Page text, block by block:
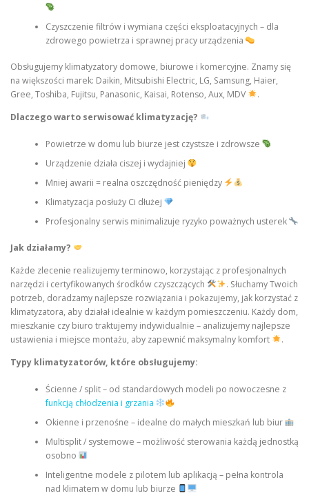
Czyszczenie filtrów i wymiana części eksploatacyjnych – dla
zdrowego powietrza i sprawnej pracy urządzenia
Obsługujemy klimatyzatory domowe, biurowe i komercyjne. Znamy się
na większości marek: Daikin, Mitsubishi Electric, LG, Samsung, Haier,
Gree, Toshiba, Fujitsu, Panasonic, Kaisai, Rotenso, Aux, MDV
.
Dlaczego warto serwisować klimatyzację?
Powietrze w domu lub biurze jest czystsze i zdrowsze
Urządzenie działa ciszej i wydajniej
Mniej awarii = realna oszczędność pieniędzy
Klimatyzacja posłuży Ci dłużej
Profesjonalny serwis minimalizuje ryzyko poważnych usterek
Jak działamy?
Każde zlecenie realizujemy terminowo, korzystając z profesjonalnych
narzędzi i certyfikowanych środków czyszczących
. Słuchamy Twoich
potrzeb, doradzamy najlepsze rozwiązania i pokazujemy, jak korzystać z
klimatyzatora, aby działał idealnie w każdym pomieszczeniu. Każdy dom,
mieszkanie czy biuro traktujemy indywidualnie – analizujemy najlepsze
ustawienia i miejsce montażu, aby zapewnić maksymalny komfort
.
Typy klimatyzatorów, które obsługujemy:
Ścienne / split – od standardowych modeli po nowoczesne z
funkcją chłodzenia i grzania
Okienne i przenośne – idealne do małych mieszkań lub biur
Multisplit / systemowe – możliwość sterowania każdą jednostką
osobno
Inteligentne modele z pilotem lub aplikacją – pełna kontrola
nad klimatem w domu lub biurze